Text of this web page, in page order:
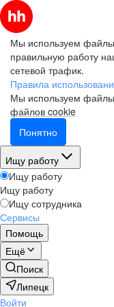
Мы используем файлы
правильную работу
сетевой трафик.
Правила
Мы используем
файлов cookie
Понятно
Ищу работу
Ищу работу
Ищу работу
Ищу сотрудника
Сервисы
Помощь
Ещё
Поиск
Липецк
Войти